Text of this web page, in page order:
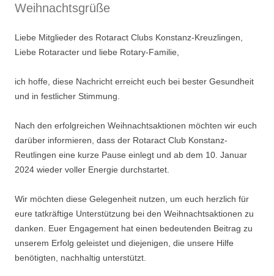
Weihnachtsgrüße
Liebe Mitglieder des Rotaract Clubs Konstanz-Kreuzlingen,
Liebe Rotaracter und liebe Rotary-Familie,
ich hoffe, diese Nachricht erreicht euch bei bester Gesundheit
und in festlicher Stimmung.
Nach den erfolgreichen Weihnachtsaktionen möchten wir euch
darüber informieren, dass der Rotaract Club Konstanz-
Reutlingen eine kurze Pause einlegt und ab dem 10. Januar
2024 wieder voller Energie durchstartet.
Wir möchten diese Gelegenheit nutzen, um euch herzlich für
eure tatkräftige Unterstützung bei den Weihnachtsaktionen zu
danken. Euer Engagement hat einen bedeutenden Beitrag zu
unserem Erfolg geleistet und diejenigen, die unsere Hilfe
benötigten, nachhaltig unterstützt.